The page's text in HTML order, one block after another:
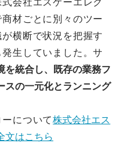
材ごとに別々のツー
横断で状況を把握す
生していました。サ
を統合し、既存の業務フ
スの一元化とランニング
について株式会社エス
文はこちら